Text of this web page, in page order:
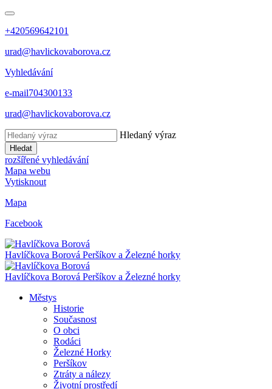
+420569642101
urad@havlickovaborova.cz
Vyhledávání
e-mail704300133
urad@havlickovaborova.cz
Hledaný výraz
Hledat
rozšířené vyhledávání
Mapa webu
Vytisknout
Mapa
Facebook
Havlíčkova Borová Peršíkov a Železné horky
Havlíčkova Borová Peršíkov a Železné horky
Městys
Historie
Současnost
O obci
Rodáci
Železné Horky
Peršíkov
Ztráty a nálezy
Životní prostředí